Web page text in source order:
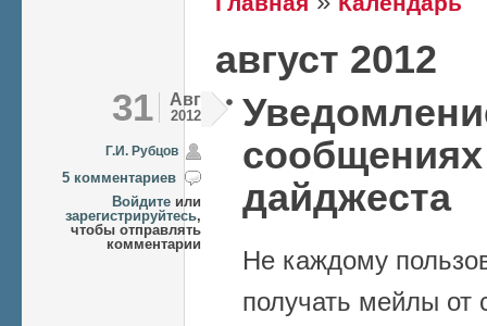
Вы здесь
август 2012
31 Авг
2012
Г.И. Рубцов
5 комментариев
Войдите или
зарегистрируйтесь,
чтобы отправлять
комментарии
дайджеста
Не каждому
получать мейлы от